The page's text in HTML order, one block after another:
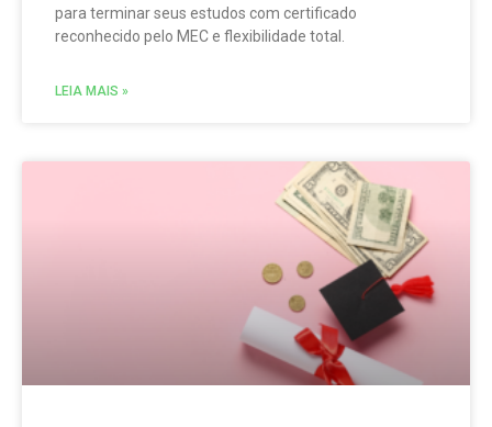
para terminar seus estudos com certificado
reconhecido pelo MEC e flexibilidade total.
LEIA MAIS »